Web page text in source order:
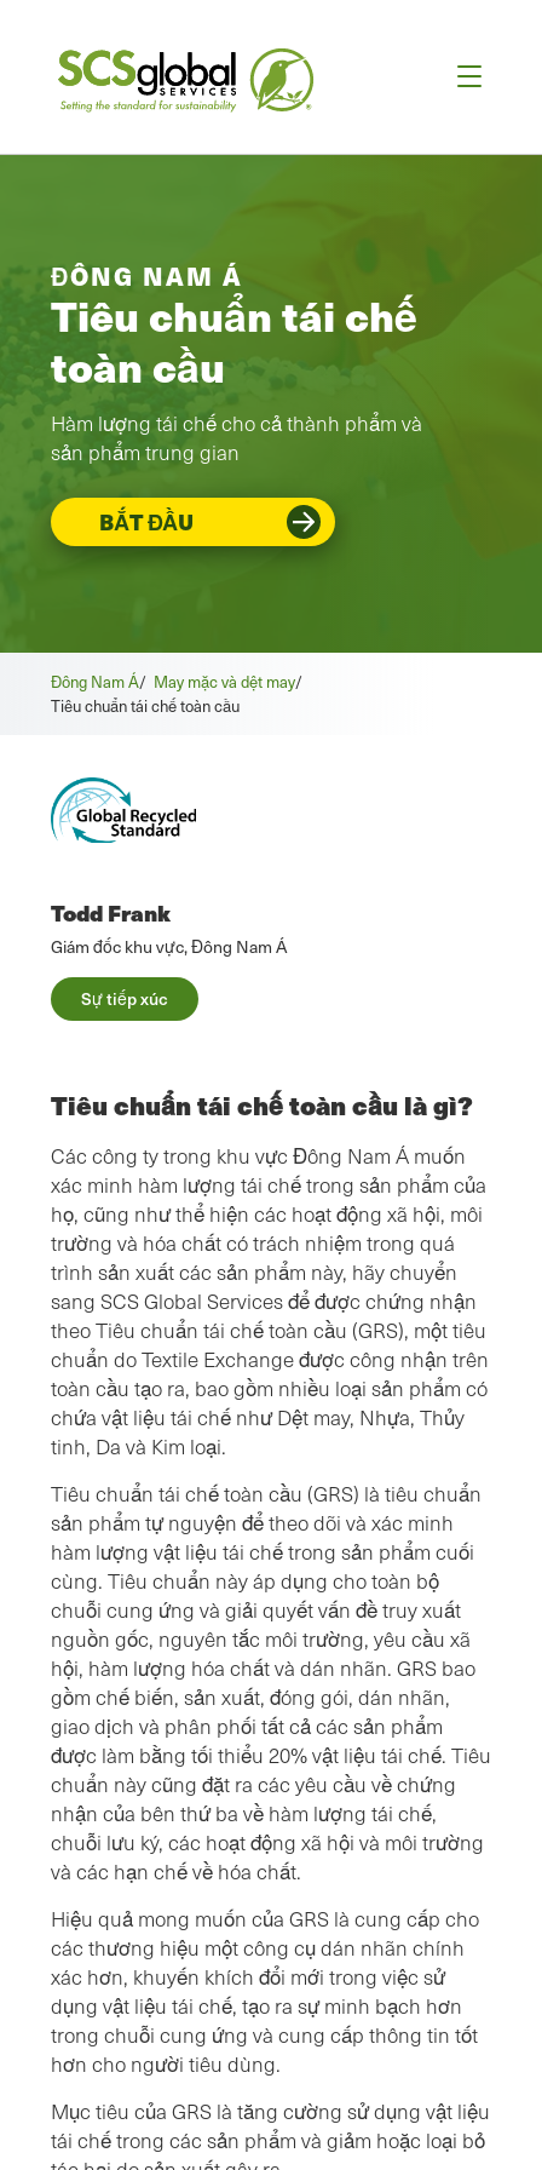
ĐÔNG NAM Á
Tiêu chuẩn tái chế
toàn cầu
Hàm lượng tái chế cho cả thành phẩm và
sản phẩm trung gian
BẮT ĐẦU
Đông Nam Á/ May mặc và dệt may/
Tiêu chuẩn tái chế toàn cầu
Todd Frank
Giám đốc khu vực, Đông Nam Á
Sự tiếp xúc
Tiêu chuẩn tái chế toàn cầu là gì?
Các công ty trong khu vực Đông Nam Á muốn
xác minh hàm lượng tái chế trong sản phẩm của
họ, cũng như thể hiện các hoạt động xã hội, môi
trường và hóa chất có trách nhiệm trong quá
trình sản xuất các sản phẩm này, hãy chuyển
sang SCS Global Services để được chứng nhận
theo Tiêu chuẩn tái chế toàn cầu (GRS), một tiêu
chuẩn do Textile Exchange được công nhận trên
toàn cầu tạo ra, bao gồm nhiều loại sản phẩm có
chứa vật liệu tái chế như Dệt may, Nhựa, Thủy
tinh, Da và Kim loại.
Tiêu chuẩn tái chế toàn cầu (GRS) là tiêu chuẩn
sản phẩm tự nguyện để theo dõi và xác minh
hàm lượng vật liệu tái chế trong sản phẩm cuối
cùng. Tiêu chuẩn này áp dụng cho toàn bộ
chuỗi cung ứng và giải quyết vấn đề truy xuất
nguồn gốc, nguyên tắc môi trường, yêu cầu xã
hội, hàm lượng hóa chất và dán nhãn. GRS bao
gồm chế biến, sản xuất, đóng gói, dán nhãn,
giao dịch và phân phối tất cả các sản phẩm
được làm bằng tối thiểu 20% vật liệu tái chế. Tiêu
chuẩn này cũng đặt ra các yêu cầu về chứng
nhận của bên thứ ba về hàm lượng tái chế,
chuỗi lưu ký, các hoạt động xã hội và môi trường
và các hạn chế về hóa chất.
Hiệu quả mong muốn của GRS là cung cấp cho
các thương hiệu một công cụ dán nhãn chính
xác hơn, khuyến khích đổi mới trong việc sử
dụng vật liệu tái chế, tạo ra sự minh bạch hơn
trong chuỗi cung ứng và cung cấp thông tin tốt
hơn cho người tiêu dùng.
Mục tiêu của GRS là tăng cường sử dụng vật liệu
tái chế trong các sản phẩm và giảm hoặc loại bỏ